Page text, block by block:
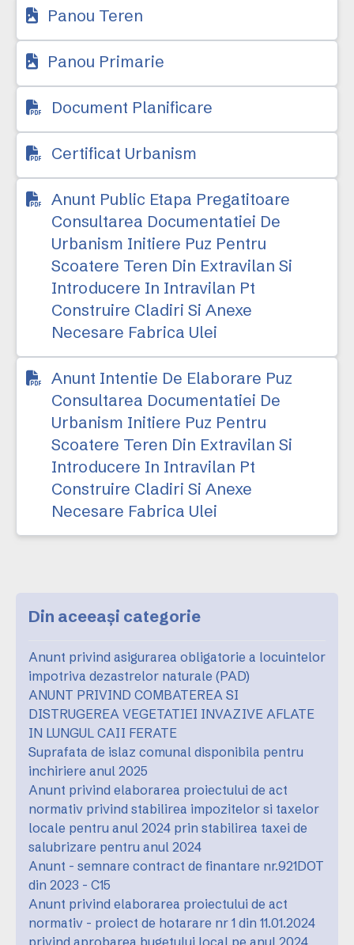
Panou Teren
Panou Primarie
Document Planificare
Certificat Urbanism
Anunt Public Etapa Pregatitoare
Consultarea Documentatiei De
Urbanism Initiere Puz Pentru
Scoatere Teren Din Extravilan Si
Introducere In Intravilan Pt
Construire Cladiri Si Anexe
Necesare Fabrica Ulei
Anunt Intentie De Elaborare Puz
Consultarea Documentatiei De
Urbanism Initiere Puz Pentru
Scoatere Teren Din Extravilan Si
Introducere In Intravilan Pt
Construire Cladiri Si Anexe
Necesare Fabrica Ulei
Din aceeași categorie
Anunt privind asigurarea obligatorie a locuintelor
impotriva dezastrelor naturale (PAD)
ANUNT PRIVIND COMBATEREA SI
DISTRUGEREA VEGETATIEI INVAZIVE AFLATE
IN LUNGUL CAII FERATE
Suprafata de islaz comunal disponibila pentru
inchiriere anul 2025
Anunt privind elaborarea proiectului de act
normativ privind stabilirea impozitelor si taxelor
locale pentru anul 2024 prin stabilirea taxei de
salubrizare pentru anul 2024
Anunt - semnare contract de finantare nr.921DOT
din 2023 - C15
Anunt privind elaborarea proiectului de act
normativ - proiect de hotarare nr 1 din 11.01.2024
privind aprobarea bugetului local pe anul 2024